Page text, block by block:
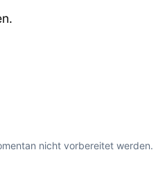
nicht vorbereitet werden.